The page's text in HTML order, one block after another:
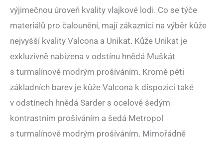
výjimečnou úroveň kvality vlajkové lodi. Co se týče
materiálů pro čalounění, mají zákazníci na výběr kůže
nejvyšší kvality Valcona a Unikat. Kůže Unikat je
exkluzivně nabízena v odstínu hnědá Muškát
s turmalínově modrým prošíváním. Kromě pěti
základních barev je kůže Valcona k dispozici také
v odstínech hnědá Sarder s ocelově šedým
kontrastním prošíváním a šedá Metropol
s turmalínově modrým prošíváním. Mimořádně